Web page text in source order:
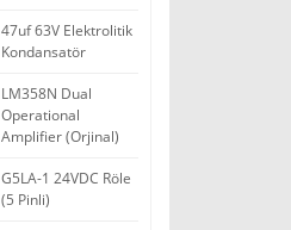
47uf 63V Elektrolitik
Kondansatör
LM358N Dual
Operational
Amplifier (Orjinal)
G5LA-1 24VDC Röle
(5 Pinli)